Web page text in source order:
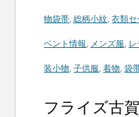
物袋帯,総柄小紋,衣類セ
ベント情報, メンズ服, レ
装小物,子供服,着物,袋
フライズ古